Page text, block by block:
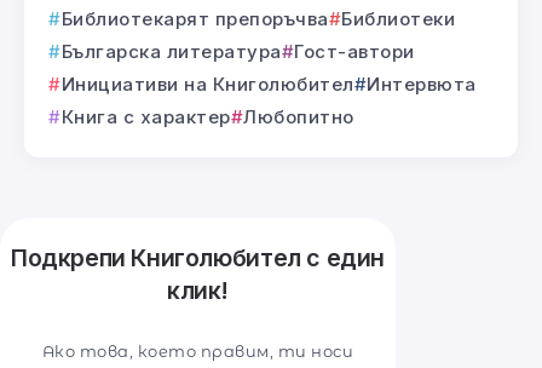
Библиотекарят препоръчва
Библиотеки
Българска литература
Гост-автори
Инициативи на Книголюбител
Интервюта
Книга с характер Любопитно
Подкрепи Книголюбител с един
клик!
Ако това, което правим, ти носи